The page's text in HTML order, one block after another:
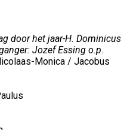
door het jaar-H. Dominicus
Jozef Essing o.p.
Monica / Jacobus